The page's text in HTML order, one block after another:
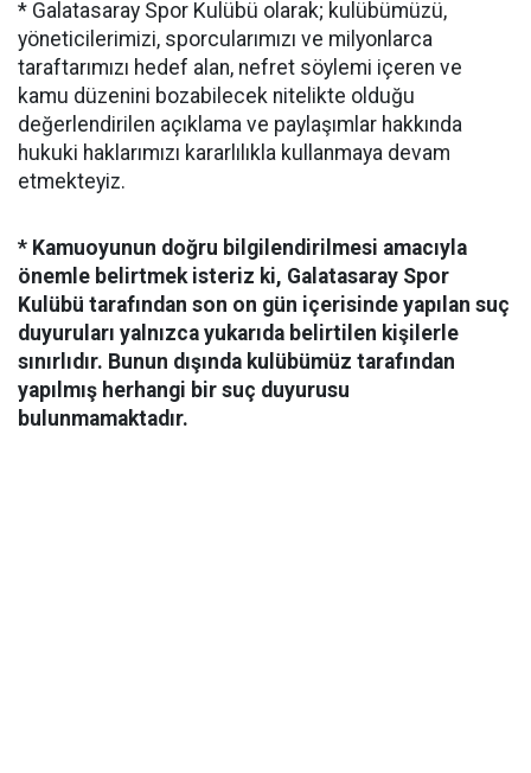
* Galatasaray Spor Kulübü olarak; kulübümüzü,
yöneticilerimizi, sporcularımızı ve milyonlarca
taraftarımızı hedef alan, nefret söylemi içeren ve
kamu düzenini bozabilecek nitelikte olduğu
değerlendirilen açıklama ve paylaşımlar hakkında
hukuki haklarımızı kararlılıkla kullanmaya devam
etmekteyiz.
* Kamuoyunun doğru bilgilendirilmesi amacıyla
önemle belirtmek isteriz ki, Galatasaray Spor
Kulübü tarafından son on gün içerisinde yapılan suç
duyuruları yalnızca yukarıda belirtilen kişilerle
sınırlıdır. Bunun dışında kulübümüz tarafından
yapılmış herhangi bir suç duyurusu
bulunmamaktadır.